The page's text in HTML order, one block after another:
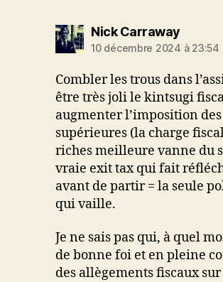
Nick Carrawaydit :
10 décembre 2024 à 23:54
Combler les trous dans
être très joli le kintsugi
augmenter l’imposition
supérieures (la charge
riches meilleure vanne du
vraie exit tax qui fait
avant de partir = la seule
qui vaille.
Je ne sais pas qui, à quel
de bonne foi et en pleine
des allègements fiscaux